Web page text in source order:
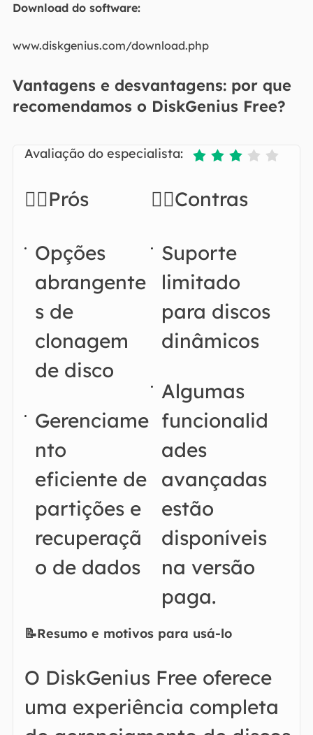
Download do software:
www.diskgenius.com/download.php
Vantagens e desvantagens: por que
recomendamos o DiskGenius Free?
Avaliação do especialista:     
👍🏻Prós
Opções
abrangente
s de
clonagem
de disco
Gerenciame
nto
eficiente de
partições e
recuperaçã
o de dados
👎🏻Contras
Suporte
limitado
para discos
dinâmicos
Algumas
funcionalid
ades
avançadas
estão
disponíveis
na versão
paga.
📝Resumo e motivos para usá-lo
O DiskGenius Free oferece
uma experiência completa